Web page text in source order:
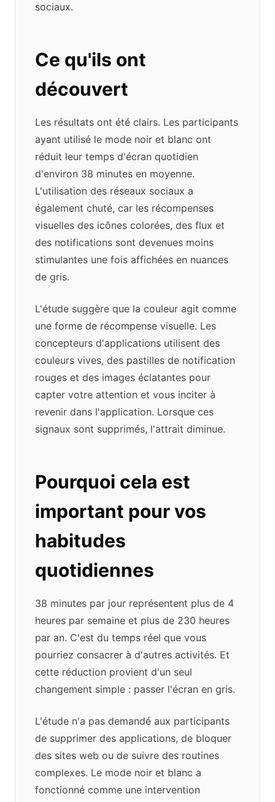
sociaux.
Ce qu'ils ont
découvert
Les résultats ont été clairs. Les participants
ayant utilisé le mode noir et blanc ont
réduit leur temps d'écran quotidien
d'environ 38 minutes en moyenne.
L'utilisation des réseaux sociaux a
également chuté, car les récompenses
visuelles des icônes colorées, des flux et
des notifications sont devenues moins
stimulantes une fois affichées en nuances
de gris.
L'étude suggère que la couleur agit comme
une forme de récompense visuelle. Les
concepteurs d'applications utilisent des
couleurs vives, des pastilles de notification
rouges et des images éclatantes pour
capter votre attention et vous inciter à
revenir dans l'application. Lorsque ces
signaux sont supprimés, l'attrait diminue.
Pourquoi cela est
important pour vos
habitudes
quotidiennes
38 minutes par jour représentent plus de 4
heures par semaine et plus de 230 heures
par an. C'est du temps réel que vous
pourriez consacrer à d'autres activités. Et
cette réduction provient d'un seul
changement simple : passer l'écran en gris.
L'étude n'a pas demandé aux participants
de supprimer des applications, de bloquer
des sites web ou de suivre des routines
complexes. Le mode noir et blanc a
fonctionné comme une intervention